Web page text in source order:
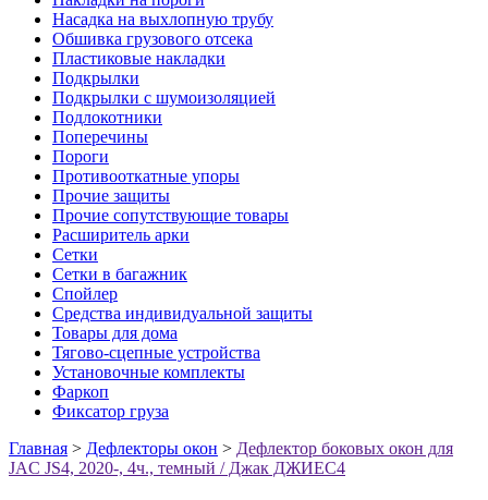
Насадка на выхлопную трубу
Обшивка грузового отсека
Пластиковые накладки
Подкрылки
Подкрылки с шумоизоляцией
Подлокотники
Поперечины
Пороги
Противооткатные упоры
Прочие защиты
Прочие сопутствующие товары
Расширитель арки
Сетки
Сетки в багажник
Спойлер
Средства индивидуальной защиты
Товары для дома
Тягово-сцепные устройства
Установочные комплекты
Фаркоп
Фиксатор груза
Главная > Дефлекторы окон > Дефлектор боковых окон для
JAC JS4, 2020-, 4ч., темный / Джак ДЖИЕС4